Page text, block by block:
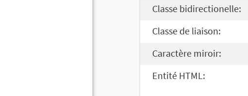
Classe bidirectionelle:
Classe de liaison:
Caractère miroir:
Entité HTML: